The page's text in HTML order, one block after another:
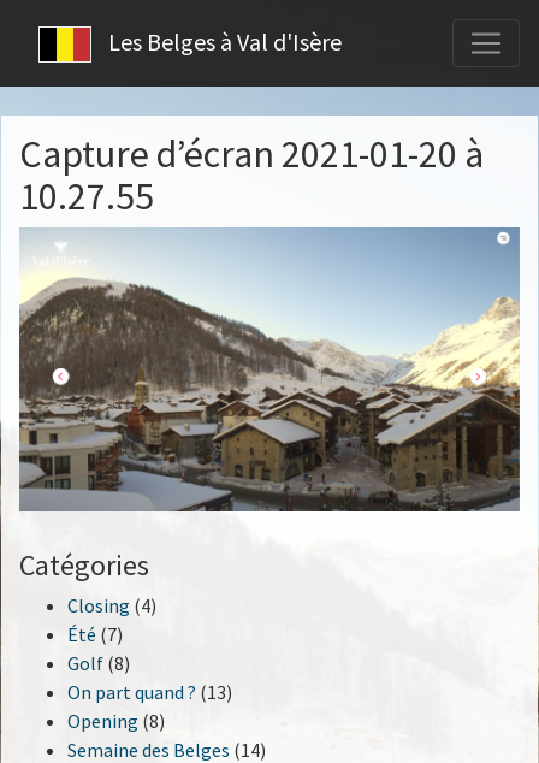
Les Belges à Val d'Isère
Capture d’écran 2021-01-20 à
10.27.55
Catégories
Closing (4)
Été (7)
Golf (8)
On part quand ? (13)
Opening (8)
Semaine des Belges (14)